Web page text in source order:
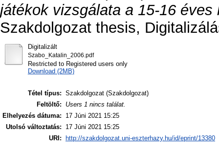
játékok vizsgálata a 15-16
Szakdolgozat thesis,
Digitalizált
Szabo_Katalin_2006.pdf
Restricted to Registered users only
Download (2MB)
Tétel típus: Szakdolgozat (Szakdolgozat)
Feltöltő:
Users 1 nincs találat.
Elhelyezés dátuma:
17 Júni 2021 15:25
Utolsó változtatás:
17 Júni 2021 15:25
URI:
http://szakdolgozat.uni-eszterhazy.hu/id/eprint/13380